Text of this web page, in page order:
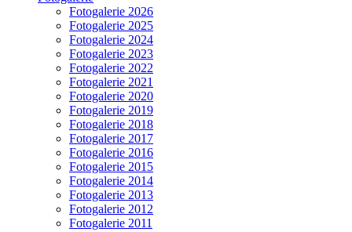
Fotogalerie 2026
Fotogalerie 2025
Fotogalerie 2024
Fotogalerie 2023
Fotogalerie 2022
Fotogalerie 2021
Fotogalerie 2020
Fotogalerie 2019
Fotogalerie 2018
Fotogalerie 2017
Fotogalerie 2016
Fotogalerie 2015
Fotogalerie 2014
Fotogalerie 2013
Fotogalerie 2012
Fotogalerie 2011